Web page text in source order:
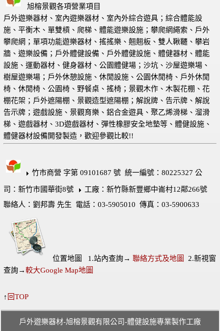
旭榕景觀各項營業項目
戶外遊樂器材、室內遊樂器材、室內外綜合遊具；綜合體能設
施、平衡木、單雙槓、爬梯、體能遊樂設施；攀爬網繩索、戶外
攀爬網；單項功能遊樂器材、搖搖樂、翹翹板、雙人鞦韆、攀岩
牆、遊樂設備；戶外體健設備、戶外體健設施、體健器材、體能
設施、運動器材、健身器材、公園體健場；沙坑、沙屋遊樂場、
樹屋遊樂場；戶外休憩設施、休閒設施、公園休閒椅、戶外休閒
椅、休閒椅、公園椅、野餐桌、搖椅；景觀木作、木製花棚、花
棚花架；戶外遮陽棚、景觀造型遮陽棚；解說牌、告示牌、解說
告示牌；遊戲設施、景觀育樂、鋁合金遊具、聚乙烯滑梯、溜滑
梯、遊戲器材、3D遊戲器材、彈性橡膠安全地墊等、體健設施、
體健器材設備開發製造，歡迎參觀比較!!
竹市商營 字第 09101687 號 統一編號：80225327 公
司：新竹市國華街8號
工廠：新竹縣新豐鄉中崙村12鄰266號
聯絡人：劉邦壽 先生 電話：03-5905010 傳真：03-5900633
位置地圖 1.站內查詢→聯絡方式及地圖
2.新視窗
查詢→較大Google Map地圖
↑ 回TOP
戶外遊樂器材-旭榕景觀有限公司-體健設施專業製作工廠